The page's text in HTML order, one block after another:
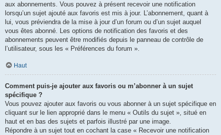
aux abonnements. Vous pouvez à présent recevoir une notification
lorsqu’un sujet ajouté aux favoris est mis à jour. L’abonnement, quant à
lui, vous préviendra de la mise à jour d’un forum ou d’un sujet auquel
vous êtes abonné. Les options de notification des favoris et des
abonnements peuvent être modifiés depuis le panneau de contrôle de
l’utilisateur, sous les « Préférences du forum ».
Haut
Comment puis-je ajouter aux favoris ou m’abonner à un sujet
spécifique ?
Vous pouvez ajouter aux favoris ou vous abonner à un sujet spécifique en
cliquant sur le lien approprié dans le menu « Outils du sujet », situé en
haut et en bas des sujets et parfois illustré par une image.
Répondre à un sujet tout en cochant la case « Recevoir une notification